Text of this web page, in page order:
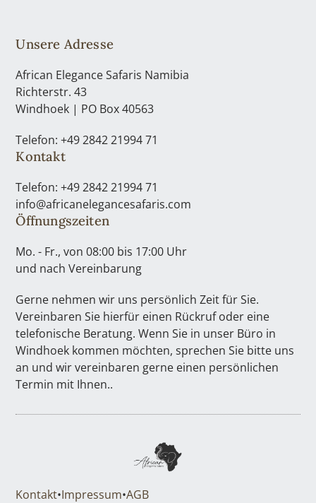
Unsere Adresse
African Elegance Safaris Namibia
Richterstr. 43
Windhoek | PO Box 40563
Telefon: +49 2842 21994 71
Kontakt
Telefon: +49 2842 21994 71
info@africanelegancesafaris.com
Öffnungszeiten
Mo. - Fr., von 08:00 bis 17:00 Uhr
und nach Vereinbarung
Gerne nehmen wir uns persönlich Zeit für Sie.
Vereinbaren Sie hierfür einen Rückruf oder eine
telefonische Beratung. Wenn Sie in unser Büro in
Windhoek kommen möchten, sprechen Sie bitte uns
an und wir vereinbaren gerne einen persönlichen
Termin mit Ihnen..
Kontakt•Impressum•AGB